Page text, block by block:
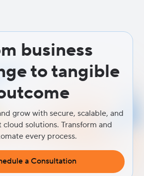
business
to tangible
grow with secure, scalable, and
solutions. Transform and
every process.
a Consultation